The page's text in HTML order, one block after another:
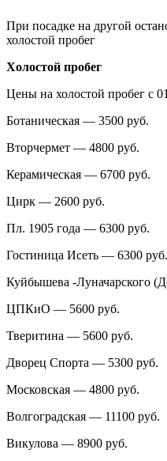
При посадке на другой
холостой пробег
Холостой пробег
Цены на холостой пробег с
Ботаническая — 3500 руб.
Вторчермет — 4800 руб.
Керамическая — 6700 руб.
Цирк — 2600 руб.
Пл. 1905 года — 6300 руб.
Гостиница Исеть — 6300 руб.
Куйбышева -Луначарского
ЦПКиО — 5600 руб.
Тверитина — 5600 руб.
Дворец Спорта — 5300 руб.
Московская — 4800 руб.
Волгоградская — 11100 руб.
Викулова — 8900 руб.